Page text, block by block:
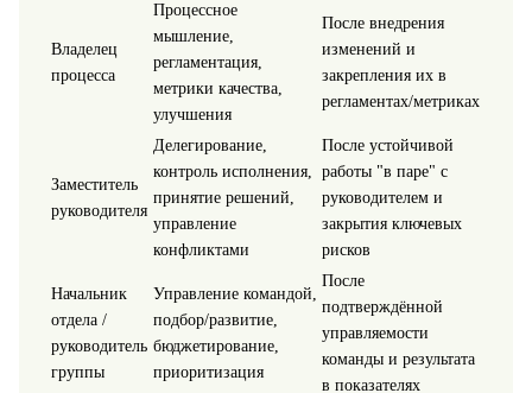
Владелец
процесса
Процессное
мышление,
регламентация,
метрики качества,
улучшения
После внедрения
изменений и
закрепления их в
регламентах/метриках
Заместитель
руководителя
Делегирование,
контроль исполнения,
принятие решений,
управление
конфликтами
После устойчивой
работы "в паре" с
руководителем и
закрытия ключевых
рисков
Начальник
отдела /
руководитель
группы
Управление командой,
подбор/развитие,
бюджетирование,
приоритизация
После
подтверждённой
управляемости
команды и результата
в показателях